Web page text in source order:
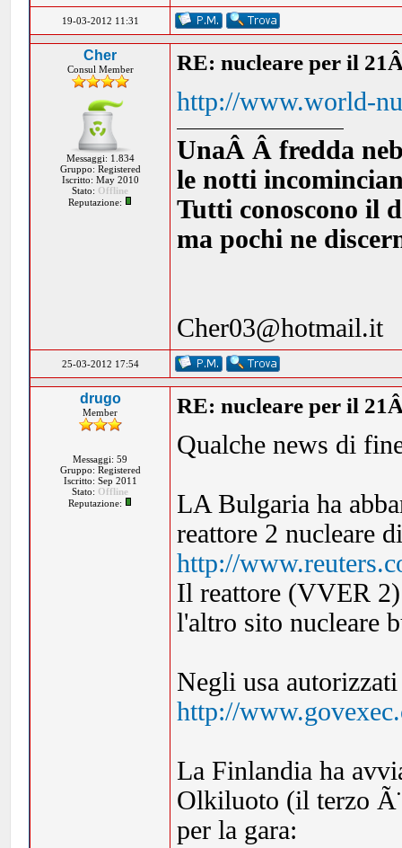
19-03-2012 11:31
Cher
Consul Member
Messaggi: 1.834
Gruppo: Registered
Iscritto: May 2010
Stato: Offline
Reputazione:
RE: nucleare per il
http://www.world-
UnaÂ Â fredda
le notti
Tutti conoscono il
ma pochi ne
Cher03@hotmail.it
25-03-2012 17:54
drugo
Member
Messaggi: 59
Gruppo: Registered
Iscritto: Sep 2011
Stato: Offline
Reputazione:
RE: nucleare per il
Qualche news di
LA Bulgaria ha
reattore 2 nucleare
http://
Il reattore (VVER
l'altro sito nucleare
Negli usa
http://
La Finlandia ha
Olkiluoto (il terzo
per la gara: